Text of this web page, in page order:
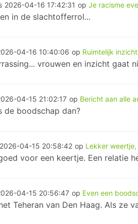
2026-04-16 17:42:31 op Je racisme
en in de slachtofferrol...
04-16 10:40:06 op Ruimtelijk
vrouwen en inzicht gaat
04-15 21:02:17 op Bericht aan alle
de boodschap dan?
2026-04-15 20:58:42 op Lekker
voor een keertje. Een relatie
04-15 20:56:47 op Even een
Teheran van Den Haag. Als ze